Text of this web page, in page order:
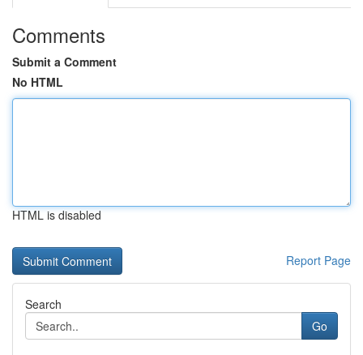
Comments
Submit a Comment
No HTML
HTML is disabled
Report Page
Search
Go